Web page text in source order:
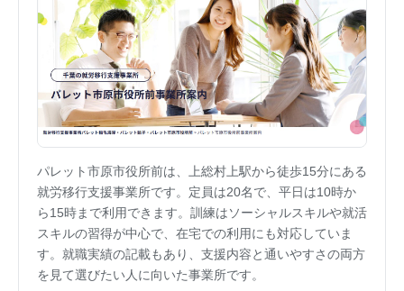
パレット市原市役所前は、上総村上駅から徒歩15分にある
就労移行支援事業所です。定員は20名で、平日は10時か
ら15時まで利用できます。訓練はソーシャルスキルや就活
スキルの習得が中心で、在宅での利用にも対応していま
す。就職実績の記載もあり、支援内容と通いやすさの両方
を見て選びたい人に向いた事業所です。